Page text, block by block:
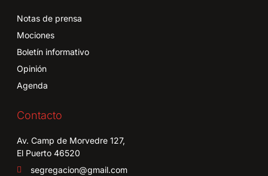
Notas de prensa
Mociones
Boletín informativo
Opinión
Agenda
Contacto
Av. Camp de Morvedre 127,
El Puerto 46520
segregacion@gmail.com